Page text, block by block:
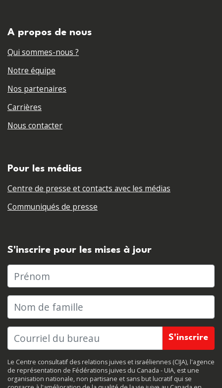
A propos de nous
Qui sommes-nous ?
Notre équipe
Nos partenaires
Carrières
Nous contacter
Pour les médias
Centre de presse et contacts avec les médias
Communiqués de presse
S'inscrire pour les mises à jour
Prénom
Nom de famille
Le Centre consultatif des relations juives et israéliennes (CIJA), l'agence
de représentation de Fédérations juives du Canada - UIA, est une
organisation nationale, non partisane et sans but lucratif qui se